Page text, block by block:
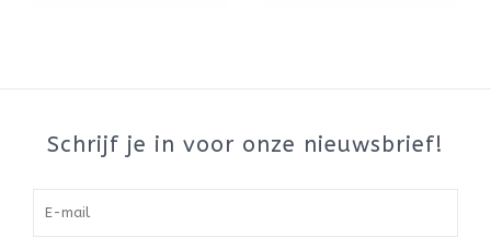
Schrijf je in voor onze nieuwsbrief!